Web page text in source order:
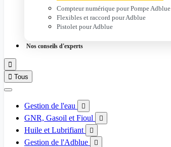
Compteur numérique pour Pompe Adblue
Flexibles et raccord pour Adblue
Pistolet pour Adblue
Nos conseils d'experts

 Tous
Gestion de l'eau 
GNR, Gasoil et Fioul 
Huile et Lubrifiant 
Gestion de l'Adblue 